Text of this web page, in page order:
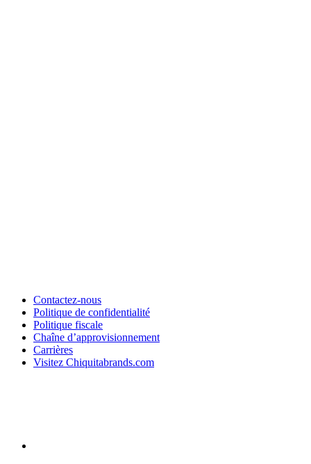
Contactez-nous
Politique de confidentialité
Politique fiscale
Chaîne d’approvisionnement
Carrières
Visitez Chiquitabrands.com